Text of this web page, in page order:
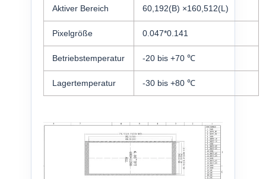
Aktiver Bereich 60,192(B) ×160,512(L)
Pixelgröße 0.047*0.141
Betriebstemperatur -20 bis +70 ℃
Lagertemperatur -30 bis +80 ℃